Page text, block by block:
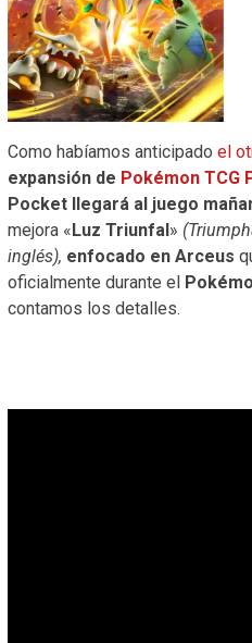
Como habíamos anticipado el
expansión de Pokémon TCG
Pocket
llegará al juego
mejora « Luz Triunfal »
inglés), enfocado en Arceus
oficialmente durante el
contamos los detalles.